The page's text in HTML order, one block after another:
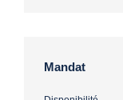
Mandat